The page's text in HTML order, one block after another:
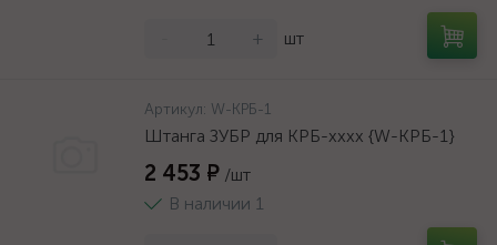
+ шт
Артикул: W-КРБ-1
Штанга ЗУБР для КРБ-хххх {W-КРБ-1}
2 453 ₽ /шт
В наличии 1